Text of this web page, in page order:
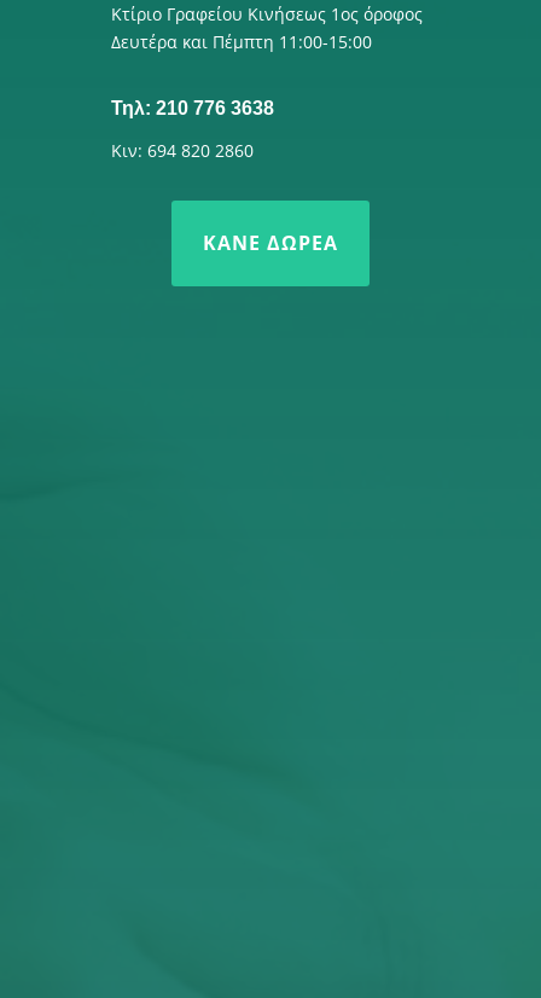
Κτίριο Γραφείου Κινήσεως 1ος όροφος
Δευτέρα και Πέμπτη 11:00-15:00
Τηλ: 210 776 3638
Κιν: 694 820 2860
ΚΆΝΕ ΔΩΡΕΆ